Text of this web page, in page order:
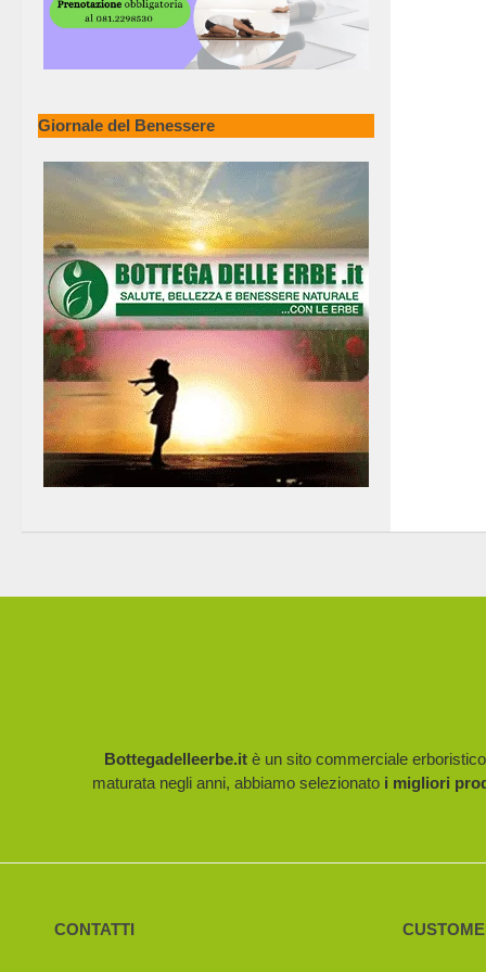
Giornale del Benessere
Bottegadelleerbe.it è un sito commerciale
maturata negli anni, abbiamo selezionato i migliori
CONTATTI